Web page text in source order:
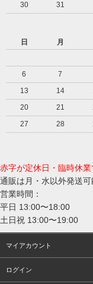
30
31
日
月
6
7
13
14
20
21
27
28
赤字が定休日・臨時休業
通販は月・水以外発送可
営業時間：
平日 13:00〜18:00
土日祝 13:00〜19:00
マイアカウント
ログイン